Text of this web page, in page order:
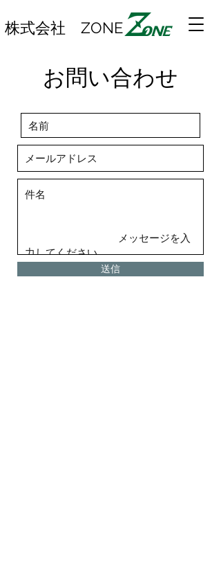
株式会社 ZONE
お問い合わせ
送信